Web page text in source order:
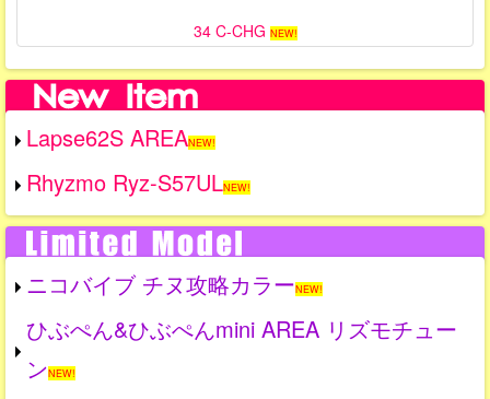
34 C-CHG NEW!
Lapse62S AREANEW!
Rhyzmo Ryz-S57ULNEW!
ニコバイブ チヌ攻略カラーNEW!
ひぶぺん&ひぶぺんmini AREA リズモチュー
ンNEW!